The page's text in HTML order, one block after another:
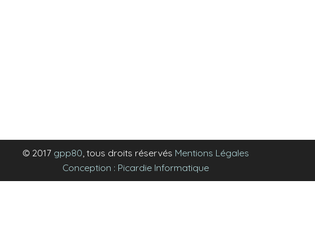
© 2017 gpp80, tous droits réservés Mentions Légales
Conception : Picardie Informatique